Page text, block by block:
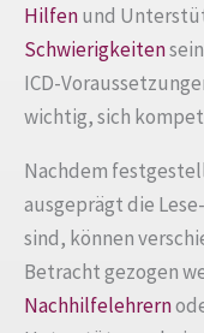
Hilfenund
Schwierigkeiten
ICD-
wichtig, sich
Nachdem
ausgeprägt die
sind, können
Betracht gezogen
Nachhilfelehrern